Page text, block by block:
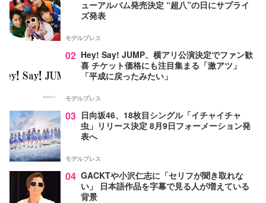
ューアルバム発売決定 “超八”の日にサプライ
ズ発表
モデルプレス
02 Hey! Say! JUMP、横アリ公演決定でファン歓
喜 チケット価格にも注目集まる「激アツ」
「平成に戻ったみたい」
モデルプレス
03 日向坂46、18枚目シングル「イチャイチャ
虫」リリース決定 8月9日フォーメーション発
表へ
モデルプレス
04 GACKTや小沢仁志に「セリフが聞き取れな
い」 日本語作品を字幕で見る人が増えている
背景